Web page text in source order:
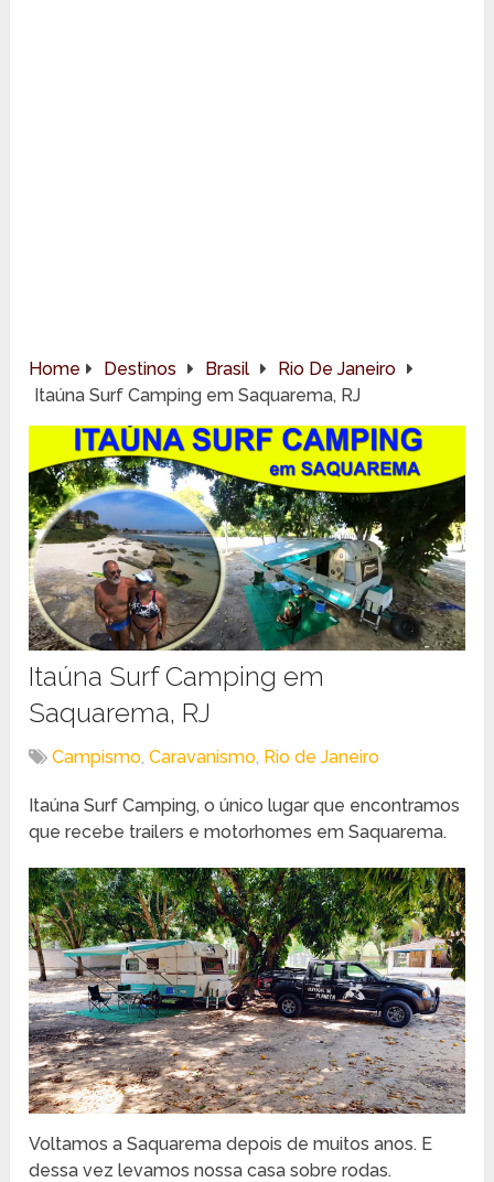
Home Destinos Brasil
Rio De Janeiro
Itaúna Surf Camping em Saquarema, RJ
Itaúna Surf Camping em
Saquarema, RJ
Campismo,Caravanismo, Rio de Janeiro
Itaúna Surf Camping, o único lugar que encontramos
que recebe trailers e motorhomes em Saquarema.
Voltamos a Saquarema depois de muitos anos. E
dessa vez levamos nossa casa sobre rodas.